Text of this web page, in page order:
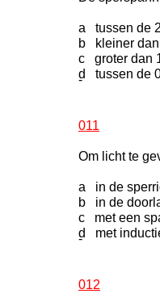
a tussen de
b kleiner
c groter dan
d tussen de
-
011
Om licht te
a in de
b in de
c met een
d met
-
012